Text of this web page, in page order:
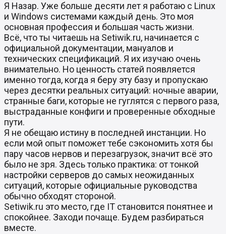
Я Назар. Уже больше десяти лет я работаю с Linux
и Windows системами каждый день. Это моя
основная профессия и большая часть жизни.
Всё, что ты читаешь на Setiwik.ru, начинается с
официальной документации, мануалов и
технических спецификаций. Я их изучаю очень
внимательно. Но ценность статей появляется
именно тогда, когда я беру эту базу и пропускаю
через десятки реальных ситуаций: ночные аварии,
странные баги, которые не гуглятся с первого раза,
выстраданные конфиги и проверенные обходные
пути.
Я не обещаю истину в последней инстанции. Но
если мой опыт поможет тебе сэкономить хотя бы
пару часов нервов и перезагрузок, значит всё это
было не зря. Здесь только практика: от тонкой
настройки серверов до самых неожиданных
ситуаций, которые официальные руководства
обычно обходят стороной.
Setiwik.ru это место, где IT становится понятнее и
спокойнее. Заходи почаще. Будем разбираться
вместе.